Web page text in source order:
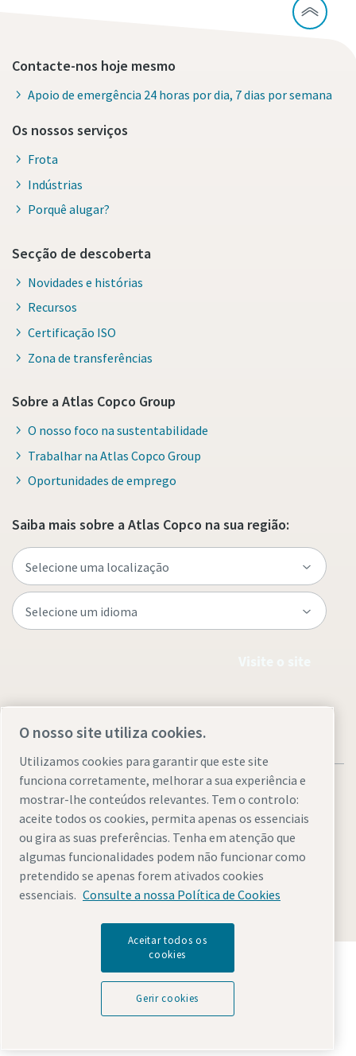
Contacte-nos hoje mesmo
Apoio de emergência 24 horas por dia, 7 dias por semana
Os nossos serviços
Frota
Indústrias
Porquê alugar?
Secção de descoberta
Novidades e histórias
Recursos
Certificação ISO
Zona de transferências
Sobre a Atlas Copco Group
O nosso foco na sustentabilidade
Trabalhar na Atlas Copco Group
Oportunidades de emprego
Saiba mais sobre a Atlas Copco na sua região:
Avisos legais e de privacidadeGerir cookiesAcessibilidade
Mapa do site
© 2026 Atlas Copco AB
Descubra como o Atlas Copco Group permite uma
tecnologia que transforma o futuro.
Visite o website do Atlas Copco Group
O nosso site utiliza cookies.
Utilizamos cookies para garantir que este site
funciona corretamente, melhorar a sua experiência e
mostrar-lhe conteúdos relevantes. Tem o controlo:
aceite todos os cookies, permita apenas os essenciais
ou gira as suas preferências. Tenha em atenção que
algumas funcionalidades podem não funcionar como
pretendido se apenas forem ativados cookies
essenciais. Consulte a nossa Política de Cookies
Aceitar todos os
cookies
Gerir cookies